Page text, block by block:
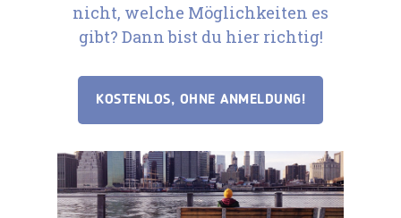
nicht, welche Möglichkeiten es
gibt? Dann bist du hier richtig!
KOSTENLOS, OHNE ANMELDUNG!